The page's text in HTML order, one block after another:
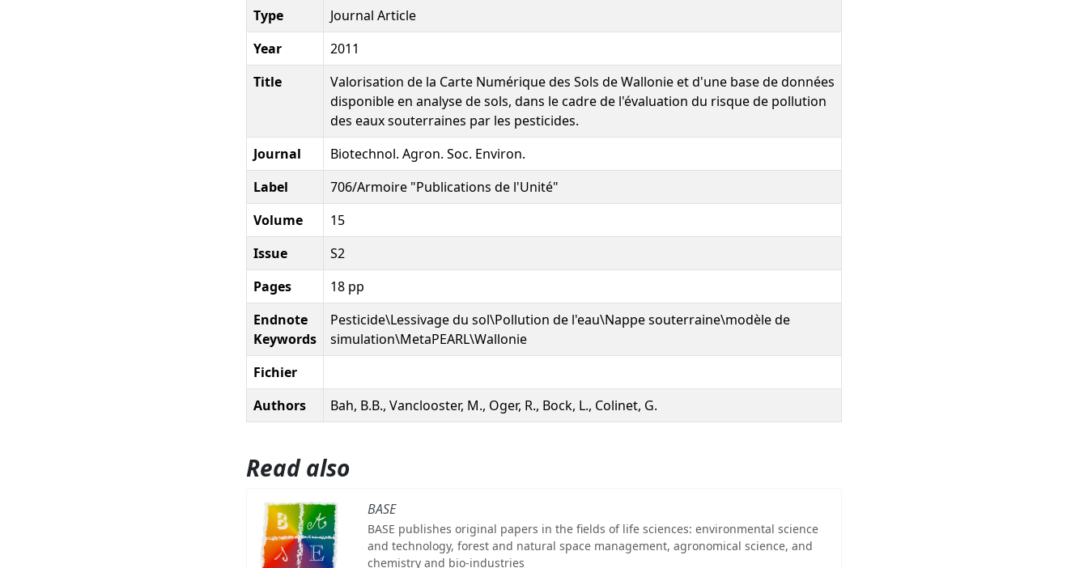
Type
Journal Article
Year
2011
Title
Valorisation de la Carte Numérique des Sols de Wallonie et d'une base de données
disponible en analyse de sols, dans le cadre de l'évaluation du risque de pollution
des eaux souterraines par les pesticides.
Journal
Biotechnol. Agron. Soc. Environ.
Label
706/Armoire "Publications de l'Unité"
Volume
15
Issue
S2
Pages
18 pp
Endnote
Keywords
Pesticide\Lessivage du sol\Pollution de l'eau\Nappe souterraine\modèle de
simulation\MetaPEARL\Wallonie
Fichier
Authors
Bah, B.B., Vanclooster, M., Oger, R., Bock, L., Colinet, G.
Read also
BASE
BASE publishes original papers in the fields of life sciences: environmental science
and technology, forest and natural space management, agronomical science, and
chemistry and bio-industries